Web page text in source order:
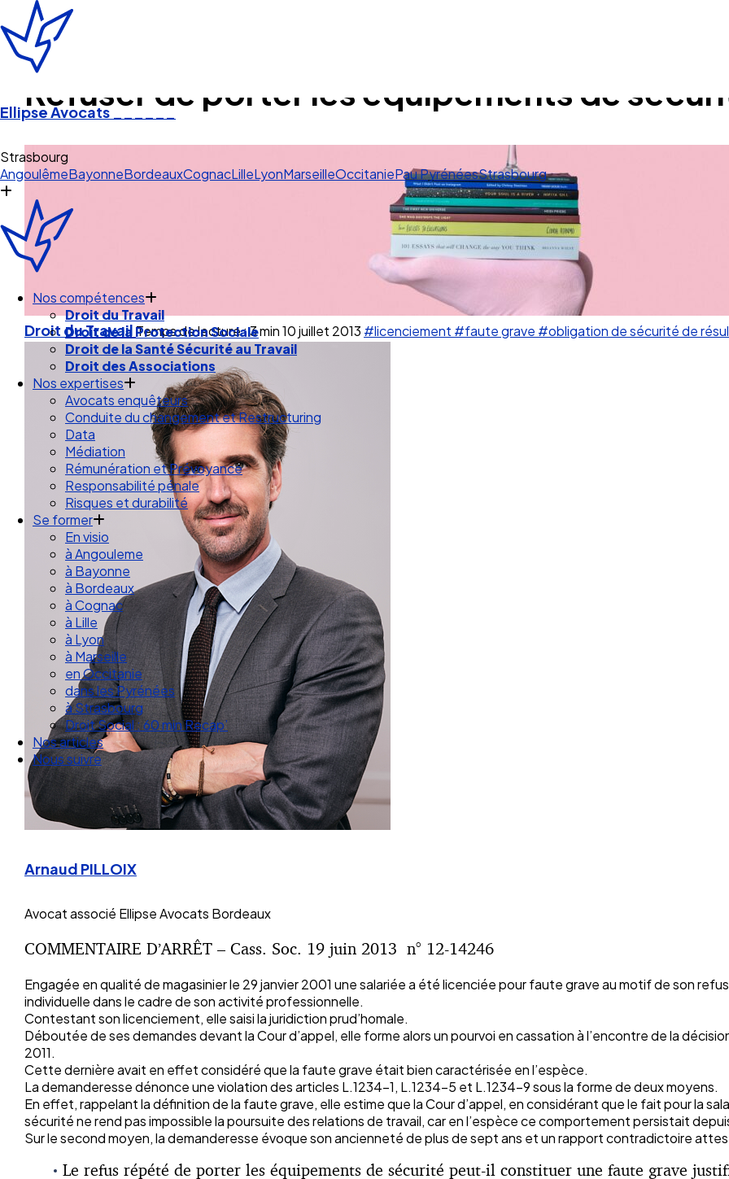
Ellipse Avocats ______
Angoulême Strasbourg
Droit du Travail
Droit de la Protection Sociale
Droit de la Santé Sécurité au Travail
Droit des Associations
Nos expertises
Avocats enquêteurs
Conduite du changement et Restructuring
Data
Médiation
Rémunération et Prévoyance
Responsabilité pénale
Risques et durabilité
Se former
En visio
à Angouleme
à Bayonne
à Bordeaux
à Cognac
à Lille
à Lyon
à Marseille
en Occitanie
dans les Pyrénées
à Strasbourg
Droit Social : 60 min Recap’
Nos articles
Nous suivre
Refuser de porter les équipements de
Droit du TravailTemps de lecture : 3 min10 juillet 2013 #licenciement #faute grave #obligation de sécurité de
Arnaud PILLOIX
Avocat associé Ellipse Avocats Bordeaux
COMMENTAIRE D’ARRÊT – Cass. Soc. 19 juin 2013 n° 12-14246
Engagée en qualité de magasinier le 29 janvier 2001 une salariée a été licenciée pour faute grave au motif de son
individuelle dans le cadre de son activité professionnelle.
Contestant son licenciement, elle saisi la juridiction prud’homale.
Déboutée de ses demandes devant la Cour d’appel, elle forme alors un pourvoi en cassation à l’encontre de la
2011.
Cette dernière avait en effet considéré que la faute grave était bien caractérisée en l’espèce.
La demanderesse dénonce une violation des articles L.1234-1, L.1234-5 et L.1234-9 sous la forme de deux moyens.
En effet, rappelant la définition de la faute grave, elle estime que la Cour d’appel, en considérant que le fait pour la
sécurité ne rend pas impossible la poursuite des relations de travail, car en l’espèce ce comportement persistait
Sur le second moyen, la demanderesse évoque son ancienneté de plus de sept ans et un rapport contradictoire
Le refus répété de porter les équipements de sécurité peut-il constituer une faute grave